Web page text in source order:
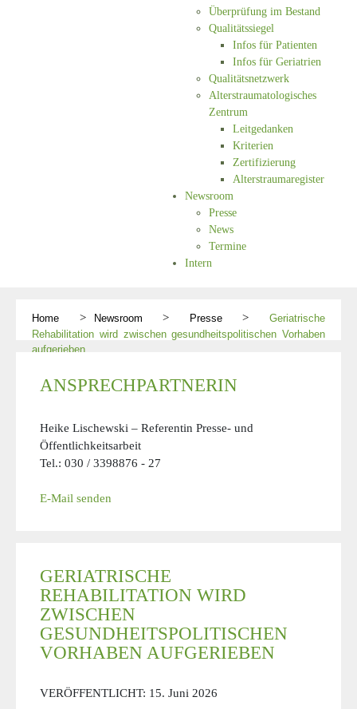
Überprüfung im Bestand
Qualitätssiegel
Infos für Patienten
Infos für Geriatrien
Qualitätsnetzwerk
Alterstraumatologisches
Zentrum
Leitgedanken
Kriterien
Zertifizierung
Alterstraumaregister
Newsroom
Presse
News
Termine
Intern
Home Newsroom Presse
Geriatrische
Rehabilitation wird zwischen gesundheitspolitischen Vorhaben
aufgerieben
ANSPRECHPARTNERIN
Heike Lischewski – Referentin Presse- und
Öffentlichkeitsarbeit
Tel.: 030 / 3398876 - 27
E-Mail senden
GERIATRISCHE
REHABILITATION WIRD
ZWISCHEN
GESUNDHEITSPOLITISCHEN
VORHABEN AUFGERIEBEN
VERÖFFENTLICHT: 15. Juni 2026